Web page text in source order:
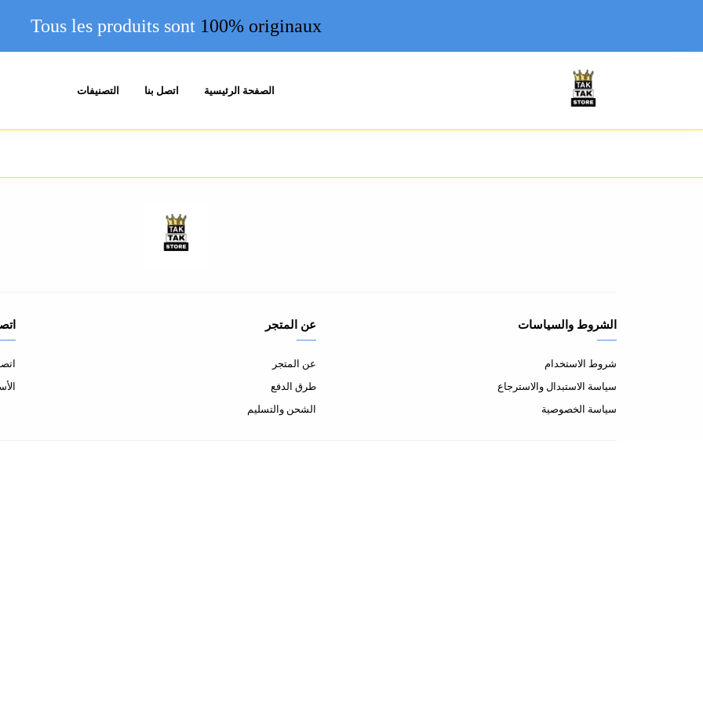
Tousles produits sont 100% originaux
الصفحة الرئيسية اتصل بنا التصنيفات
الشروط والسياسات
شروط الاستخدام
سياسة الاستبدال والاسترجاع
سياسة الخصوصية
عن المتجر
عن المتجر
طرق الدفع
الشحن والتسليم